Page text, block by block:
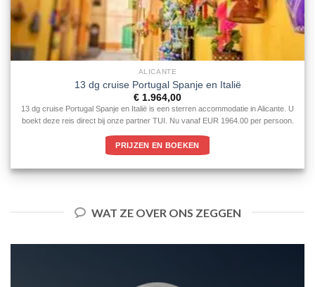
ALICANTE
13 dg cruise Portugal Spanje en Italië
€ 1.964,00
13 dg cruise Portugal Spanje en Italië is een sterren accommodatie in Alicante. U
boekt deze reis direct bij onze partner TUI. Nu vanaf EUR 1964.00 per persoon.
PRIJZEN EN BOEKEN
WAT ZE OVER ONS ZEGGEN